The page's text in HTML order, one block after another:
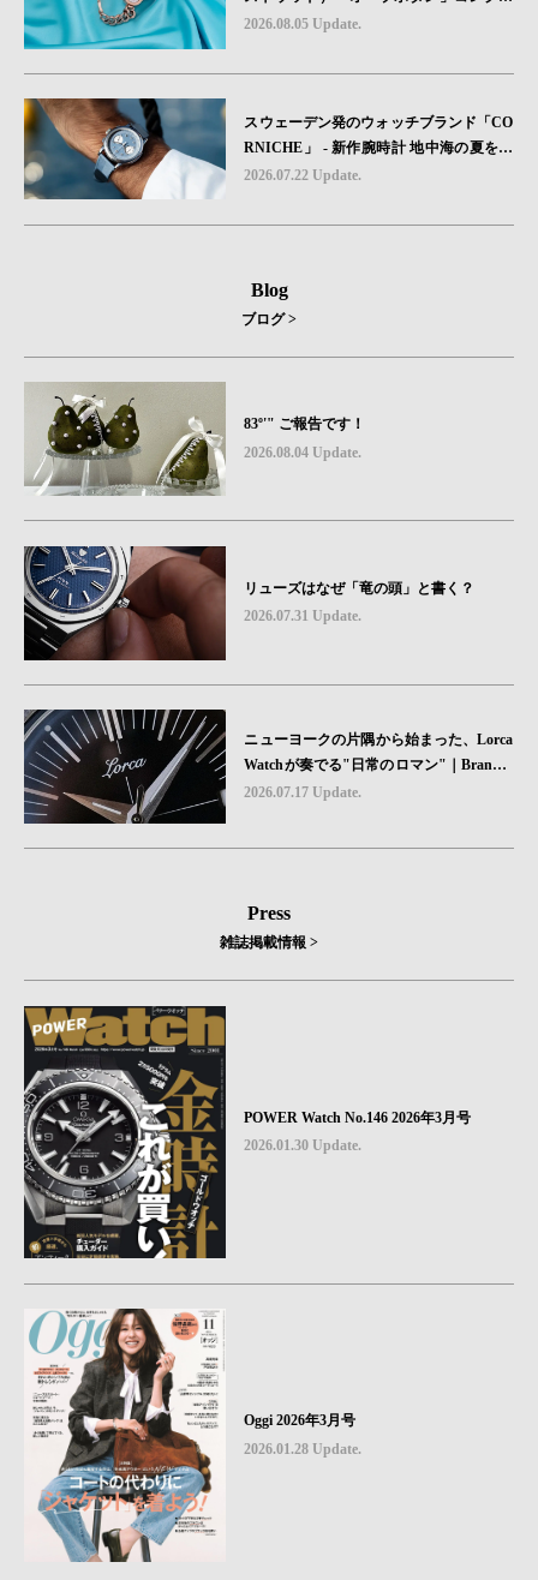
ョンに、⽇本限定カラーのローズゴール
2026.08.05 Update.
スウェーデン発のウォッチブランド「CO
RNICHE」 - 新作腕時計 地中海の夏を映
す、爽やかなブルーダイヤル「Heritage C
2026.07.22 Update.
Blog
ブログ >
83º'" ご報告です！
2026.08.04 Update.
リューズはなぜ「竜の頭」と書く？
2026.07.31 Update.
ニューヨークの片隅から始まった、Lorca
Watchが奏でる"日常のロマン"｜Brand P
icks #08
2026.07.17 Update.
Press
雑誌掲載情報 >
POWER Watch No.146 2026年3月号
2026.01.30 Update.
Oggi 2026年3月号
2026.01.28 Update.